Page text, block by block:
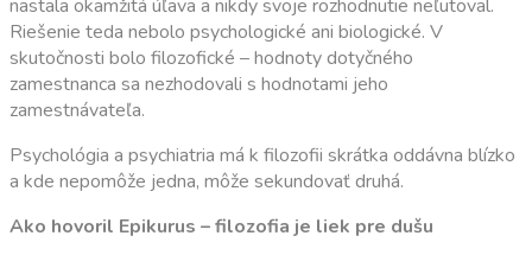
nastala okamžitá úľava a nikdy svoje rozhodnutie neľutoval.
Riešenie teda nebolo psychologické ani biologické. V
skutočnosti bolo filozofické – hodnoty dotyčného
zamestnanca sa nezhodovali s hodnotami jeho
zamestnávateľa.
Psychológia a psychiatria má k filozofii skrátka oddávna blízko
a kde nepomôže jedna, môže sekundovať druhá.
Ako hovoril Epikurus – filozofia je liek pre dušu